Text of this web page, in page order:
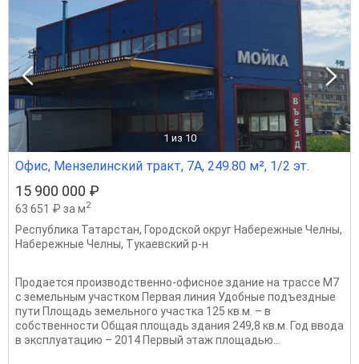
1 из 10
Офис, Мензелинский тракт, 7А, 249.80 м², 1/2 эт.
15 900 000 ₽
63 651 ₽ за м2
Республика Татарстан, Городской округ Набережные Челны,
Набережные Челны, Тукаевский р-н
Продается производственно-офисное здание на трассе М7
с земельным участком Первая линия Удобные подъездные
пути Площадь земельного участка 125 кв.м. – в
собственности Общая площадь здания 249,8 кв.м. Год ввода
в эксплуатацию – 2014 Первый этаж площадью...